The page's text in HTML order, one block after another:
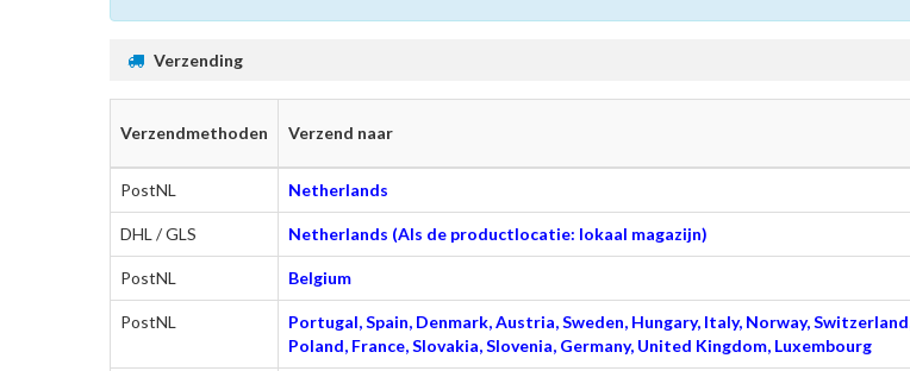
Verzending
Verzendmethoden Verzend naar
PostNL Netherlands
DHL / GLS Netherlands (Als de productlocatie: lokaal magazijn)
PostNL Belgium
PostNL
Portugal, Spain, Denmark, Austria, Sweden, Hungary, Italy, Norway,
Poland, France, Slovakia, Slovenia, Germany, United Kingdom, Luxembourg